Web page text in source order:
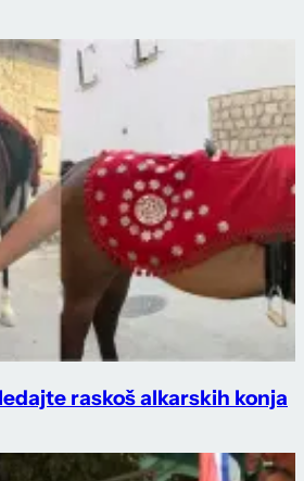
raskoš alkarskih konja